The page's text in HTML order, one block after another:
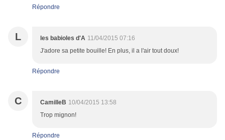
Répondre
L les babioles d'A 11/04/2015 07:16
J'adore sa petite bouille! En plus, il a l'air tout doux!
Répondre
C CamilleB 10/04/2015 13:58
Trop mignon!
Répondre